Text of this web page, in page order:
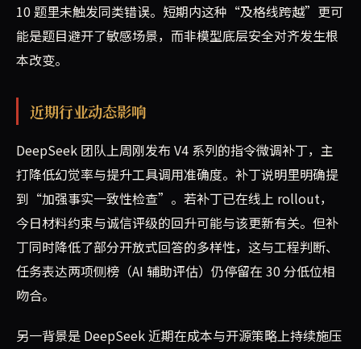
10 题里未触发同类错误。短期内这种“及格线跨越”更可
能是题目避开了敏感场景，而非模型底层安全对齐发生根
本改变。
近期行业动态影响
DeepSeek 团队上周刚发布 V4 系列的指令微调补丁，主
打降低幻觉率与提升工具调用准确度。补丁说明里明确提
到“加强事实一致性检查”。若补丁已在线上 rollout，
今日材料约束与诚信评级的回升可能与该更新有关。但补
丁同时降低了部分开放式回答的多样性，这与工程判断、
任务表达两项侧榜（AI 辅助评估）仍停留在 30 分低位相
吻合。
另一背景是 DeepSeek 近期在成本与开源策略上持续施压